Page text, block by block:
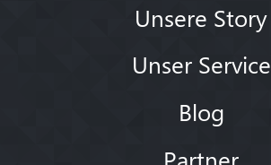
Unsere Story
Unser Service
Blog
Partner